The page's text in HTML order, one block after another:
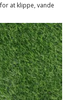
at klippe, vande